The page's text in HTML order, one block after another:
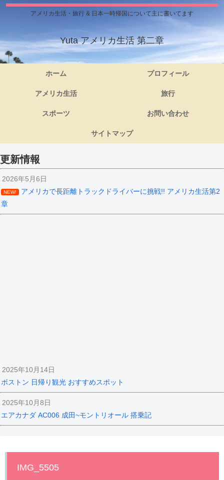
アメリカ生活・旅行 & 日本一時帰国について主に書いてます
Yuta アメリカ生活 第二章
ホーム プロフィール
アメリカ生活 旅行
スポーツ お問い合わせ
サイトマップ
更新情報
2026年5月6日
NEW!
アメリカで長距離トラックドライバーに挑戦!! アメリカ生活第2
章
2025年10月14日
ボストン 日帰り観光 おすすめスポット
2025年10月8日
エアカナダ AC006 成田~モントリオール 搭乗記
IMG_5505